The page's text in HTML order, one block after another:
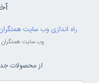
راه اندازی وب سایت
وب سایت همتگران
از محصولات